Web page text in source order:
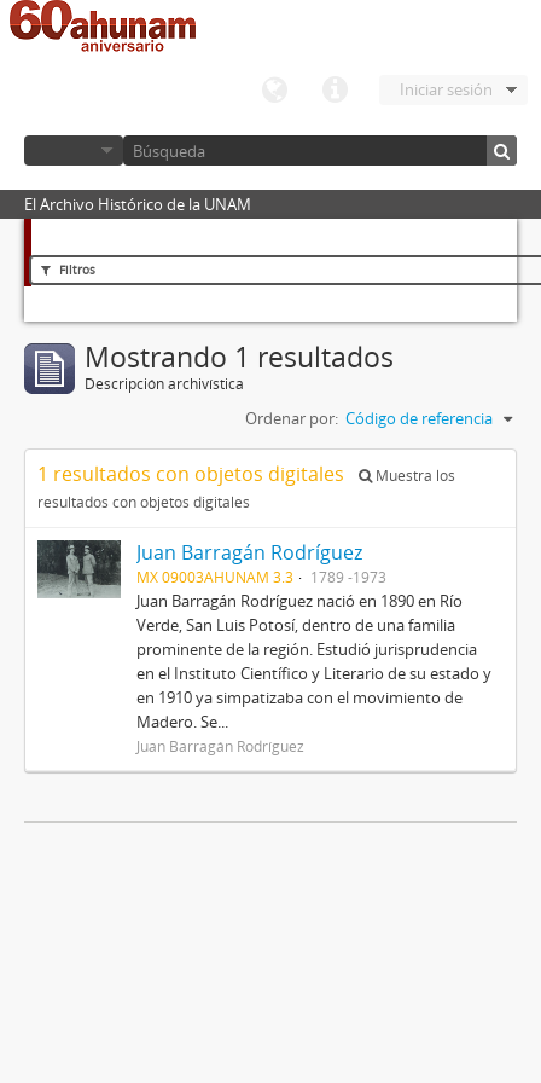
Iniciar sesión
El Archivo Histórico de la UNAM
Filtros
Mostrando 1 resultados
Descripción archivística
Ordenar por: Código de referencia
1 resultados con objetos digitales
Muestra los
resultados con objetos digitales
Juan Barragán Rodríguez
MX 09003AHUNAM 3.3 1789 -1973
Juan Barragán Rodríguez nació en 1890 en Río
Verde, San Luis Potosí, dentro de una familia
prominente de la región. Estudió jurisprudencia
en el Instituto Científico y Literario de su estado y
en 1910 ya simpatizaba con el movimiento de
Madero. Se...
Juan Barragán Rodríguez